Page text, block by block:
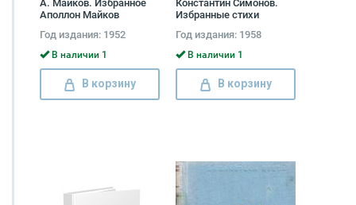
А. Майков. Избранное
Аполлон Майков
Год издания: 1952
В наличии 1
В корзину
Константин Симонов.
Избранные стихи
Год издания: 1958
В наличии 1
В корзину